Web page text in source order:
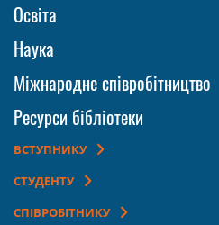
Освіта
Наука
Міжнародне співробітництво
Ресурси бібліотеки
ВСТУПНИКУ
СТУДЕНТУ
СПІВРОБІТНИКУ